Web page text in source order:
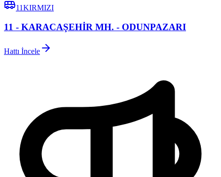
11KIRMIZI
11 - KARACAŞEHİR MH. - ODUNPAZARI
Hattı İncele